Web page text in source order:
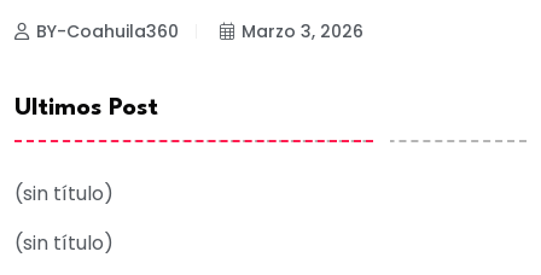
BY-Coahuila360 Marzo 3, 2026
Ultimos Post
(sin título)
(sin título)